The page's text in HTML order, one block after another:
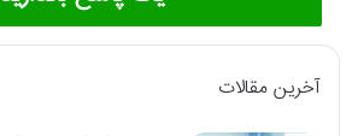
آخرین مقالات